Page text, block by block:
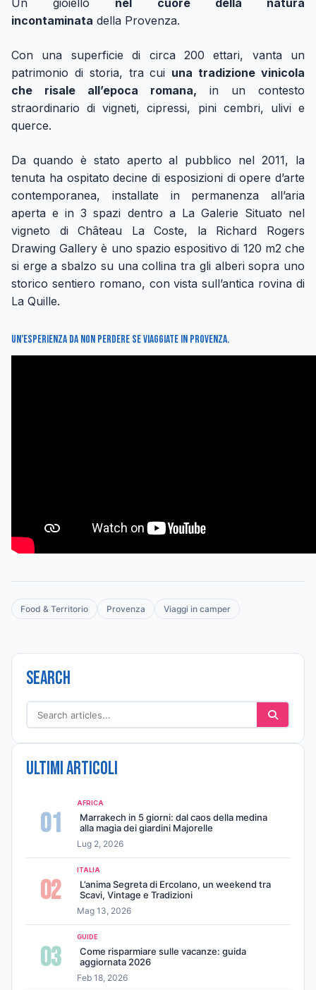
Un gioiello nel cuore della natura
incontaminata della Provenza.
Con una superficie di circa 200 ettari, vanta un
patrimonio di storia, tra cui una tradizione vinicola
che risale all’epoca romana, in un contesto
straordinario di vigneti, cipressi, pini cembri, ulivi e
querce.
Da quando è stato aperto al pubblico nel 2011, la
tenuta ha ospitato decine di esposizioni di opere d’arte
contemporanea, installate in permanenza all’aria
aperta e in 3 spazi dentro a La Galerie Situato nel
vigneto di Château La Coste, la Richard Rogers
Drawing Gallery è uno spazio espositivo di 120 m2 che
si erge a sbalzo su una collina tra gli alberi sopra uno
storico sentiero romano, con vista sull’antica rovina di
La Quille.
Un’esperienza da non perdere se viaggiate in Provenza.
Food & Territorio Provenza Viaggi in camper
Search
Ultimi articoli
01
AFRICA
Marrakech in 5 giorni: dal caos della medina
alla magia dei giardini Majorelle
Lug 2, 2026
02
ITALIA
L’anima Segreta di Ercolano, un weekend tra
Scavi, Vintage e Tradizioni
Mag 13, 2026
03
GUIDE
Come risparmiare sulle vacanze: guida
aggiornata 2026
Feb 18, 2026